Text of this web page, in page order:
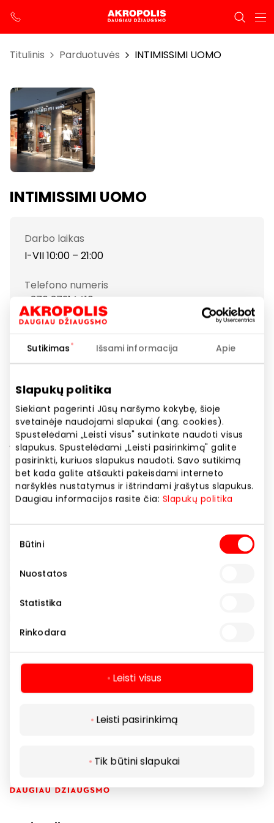
Sutikimas Išsami informacija Apie
Slapukų politika
Siekiant pagerinti Jūsų naršymo kokybę, šioje
svetainėje naudojami slapukai (ang. cookies).
Spustelėdami „Leisti visus" sutinkate naudoti visus
slapukus. Spustelėdami „Leisti pasirinkimą" galite
pasirinkti, kuriuos slapukus naudoti. Savo sutikimą
bet kada galite atšaukti pakeisdami interneto
naršyklės nustatymus ir ištrindami įrašytus slapukus.
Daugiau informacijos rasite čia: Slapukų politika
pasirinkimas
Būtini
Nuostatos
Statistika
Rinkodara
Leisti visus
Leisti pasirinkimą
Tik būtini slapukai
Titulinis Parduotuvės INTIMISSIMI UOMO
INTIMISSIMI UOMO
Darbo laikas
I-VII 10:00 – 21:00
Telefono numeris
+370 37214410
Svetainės adresas
https://www.intimissimi.com
Intimissimi, gimęs 1996 metais Veronoje, dabar turi
įsteigęs daugiau nei 1500 parduotuvių 30 šalių. Jis
užkariavo vyriško ir moteriško apatinio trikotažo
rinką savo paprastu, bet elegantišku itališku stiliumi.
Su romantišku ir jausmingu Intimissimi jūs galite
pabrėžti natūralų savo grožį ir eleganciją. Dizainas ir
Vyrų ir moterų mėgstamos, dėl savo paprastumo ir
yra atnaujinamos kiekvieną savaitę. Intimissimi
prekių pasiūla ir kokybe: nuo seksualių ir elegantiškų
kolekcijų, sukurtų, kad užtikrintų ilgalaikį konfortą. Tai
sėkmės formulė.